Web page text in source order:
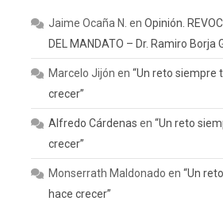
Jaime Ocaña N. enOpinión.
DEL MANDATO – Dr. Ramiro Borja
Marcelo Jijón en“Un reto siempre
crecer”
Alfredo Cárdenas en“Un reto
crecer”
Monserrath Maldonado en“Un
hace crecer”